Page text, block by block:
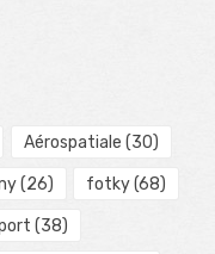
Aérospatiale (30)
(26) fotky(68)
(38)